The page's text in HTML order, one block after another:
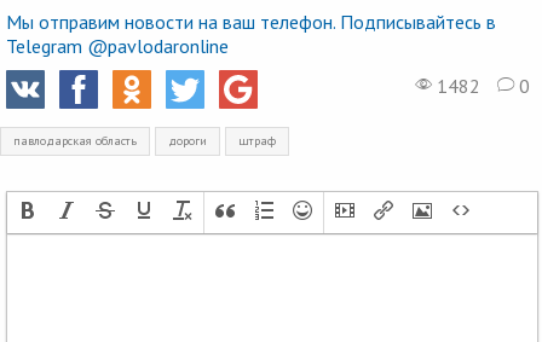
Мы отправим новости на ваш телефон. Подписывайтесь в
Telegram @pavlodaronline
1482
0
павлодарская область дороги штраф